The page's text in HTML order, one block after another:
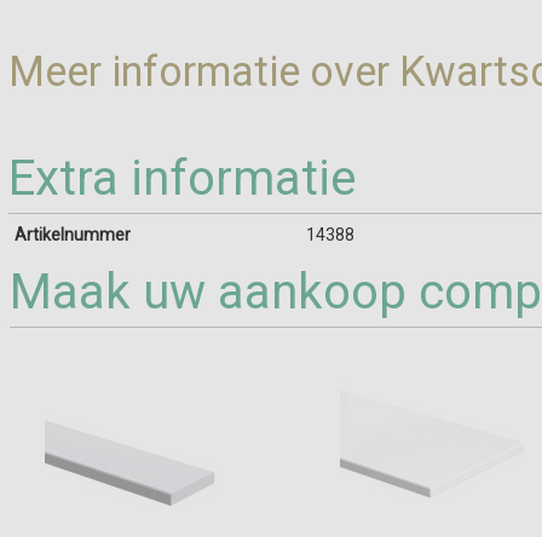
Meer informatie over
Extra informatie
Artikelnummer 14388
Maak uw aankoop